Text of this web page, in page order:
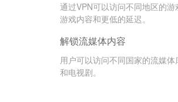
通过VPN可以访问不同地区的
游戏内容和更低的延迟。
解锁流媒体内容
用户可以访问不同国家的流媒
和电视剧。